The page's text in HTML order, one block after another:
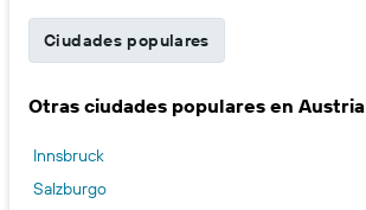
Ciudades populares
Otras ciudades populares en Austria
Innsbruck
Salzburgo